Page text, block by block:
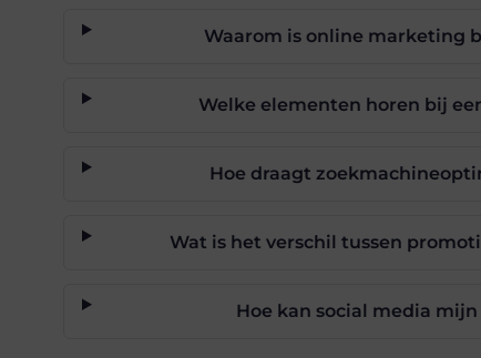
Waarom is online marketing
Welke elementen horen bij
Hoe draagt
Wat is het verschil tussen
Hoe kan social media